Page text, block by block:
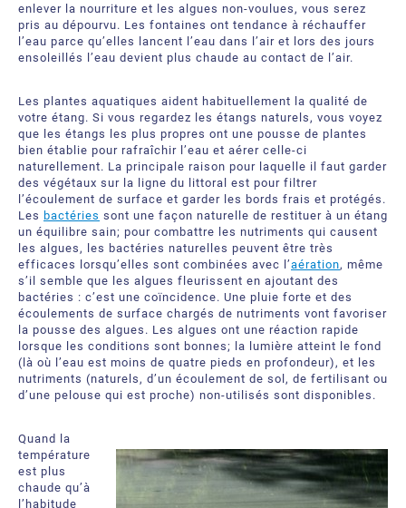
enlever la nourriture et les algues non-voulues, vous serez
pris au dépourvu. Les fontaines ont tendance à réchauffer
l’eau parce qu’elles lancent l’eau dans l’air et lors des jours
ensoleillés l’eau devient plus chaude au contact de l’air.
Les plantes aquatiques aident habituellement la qualité de
votre étang. Si vous regardez les étangs naturels, vous voyez
que les étangs les plus propres ont une pousse de plantes
bien établie pour rafraîchir l’eau et aérer celle-ci
naturellement. La principale raison pour laquelle il faut garder
des végétaux sur la ligne du littoral est pour filtrer
l’écoulement de surface et garder les bords frais et protégés.
Les bactéries sont une façon naturelle de restituer à un étang
un équilibre sain; pour combattre les nutriments qui causent
les algues, les bactéries naturelles peuvent être très
efficaces lorsqu’elles sont combinées avec l’aération, même
s’il semble que les algues fleurissent en ajoutant des
bactéries : c’est une coïncidence. Une pluie forte et des
écoulements de surface chargés de nutriments vont favoriser
la pousse des algues. Les algues ont une réaction rapide
lorsque les conditions sont bonnes; la lumière atteint le fond
(là où l’eau est moins de quatre pieds en profondeur), et les
nutriments (naturels, d’un écoulement de sol, de fertilisant ou
d’une pelouse qui est proche) non-utilisés sont disponibles.
Quand la
température
est plus
chaude qu’à
l’habitude